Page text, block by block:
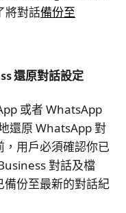
將對話備份至
還原對話設定
或者 WhatsApp
還原 WhatsApp 對
用戶必須確認你已
對話及檔
份至最新的對話紀